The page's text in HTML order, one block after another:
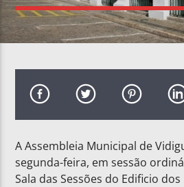
A Assembleia Municipal de
segunda-feira, em sessão
Sala das Sessões do Edificio